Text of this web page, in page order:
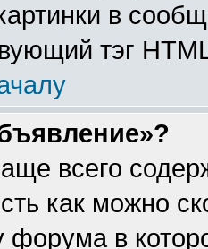
в
тэг
всего
как можно
форума в